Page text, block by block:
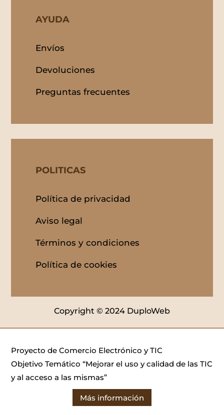
AYUDA
Envíos
Devoluciones
Preguntas frecuentes
POLITICAS
Política de privacidad
Aviso legal
Términos y condiciones
Política de cookies
Copyright © 2024 DuploWeb
Proyecto de Comercio Electrónico y TIC
Objetivo Temático “Mejorar el uso y calidad de las TIC
y al acceso a las mismas”
Más información